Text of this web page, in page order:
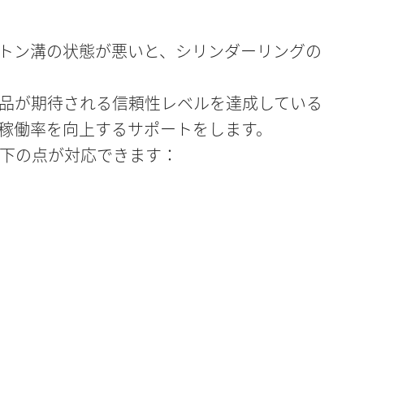
ン溝の状態が悪いと、シリンダーリングの
が期待される信頼性レベルを達成している
率を向上するサポートをします。
の点が対応できます：